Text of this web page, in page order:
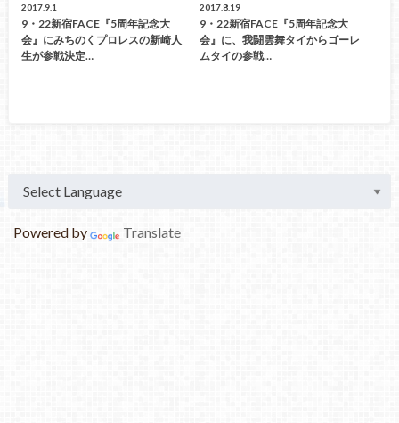
2017.9.1
9・22新宿FACE『5周年記念大
会』にみちのくプロレスの新崎人
生が参戦決定…
2017.8.19
9・22新宿FACE『5周年記念大
会』に、我闘雲舞タイからゴーレ
ムタイの参戦…
Powered by Translate